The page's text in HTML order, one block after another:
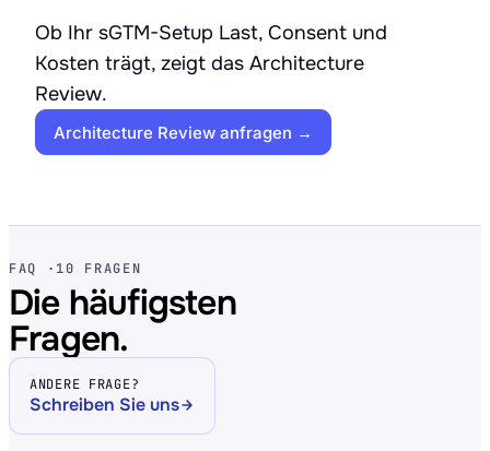
Ob Ihr sGTM-Setup Last, Consent und
Kosten trägt, zeigt das Architecture
Review.
Architecture Review anfragen →
FAQ · 10 FRAGEN
Die häufigsten
Fragen.
ANDERE FRAGE?
Schreiben Sie uns